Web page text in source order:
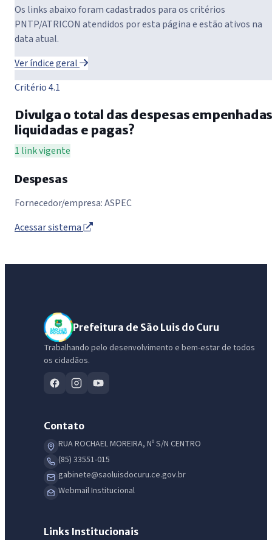
Os links abaixo foram cadastrados para os critérios
PNTP/ATRICON atendidos por esta página e estão ativos na
data atual.
Ver índice geral
Critério 4.1
Divulga o total das despesas
liquidadas e pagas?
1 link vigente
Despesas
Fornecedor/empresa: ASPEC
Acessar sistema
Prefeitura de São Luis do Curu
Trabalhando pelo desenvolvimento e bem-estar de todos
os cidadãos.
Contato
RUA ROCHAEL MOREIRA, Nº S/N CENTRO
(85) 33551-015
gabinete@saoluisdocuru.ce.gov.br
Webmail Institucional
Links Institucionais